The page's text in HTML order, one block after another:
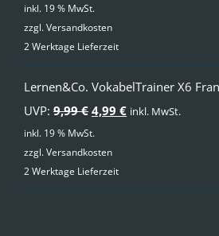
inkl. 19 % MwSt.
zzgl.Versandkosten
2 Werktage Lieferzeit
Lernen&Co. VokabelTrainer X6
UVP: 9,99€ Ursprünglicher
Preis
war:
4,99 €Aktueller
inkl. MwSt.
inkl. 19 % MwSt.
zzgl.Versandkosten
2 Werktage Lieferzeit